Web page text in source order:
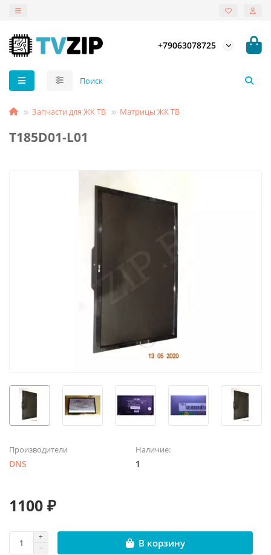
+79063078725
Запчасти для ЖК ТВ Матрицы ЖК ТВ
T185D01-L01
Производители
DNS
Наличие:
1
1100 ₽
В корзину